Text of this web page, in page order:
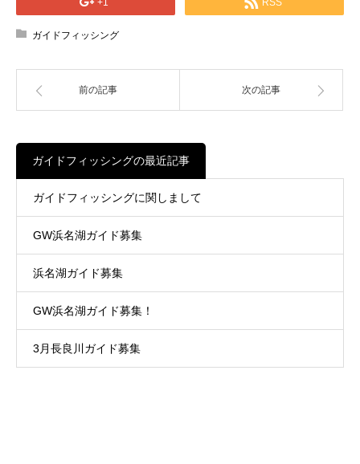
+1 RSS
ガイドフィッシング
前の記事 次の記事
ガイドフィッシングの最近記事
ガイドフィッシングに関しまして
GW浜名湖ガイド募集
浜名湖ガイド募集
GW浜名湖ガイド募集！
3月長良川ガイド募集